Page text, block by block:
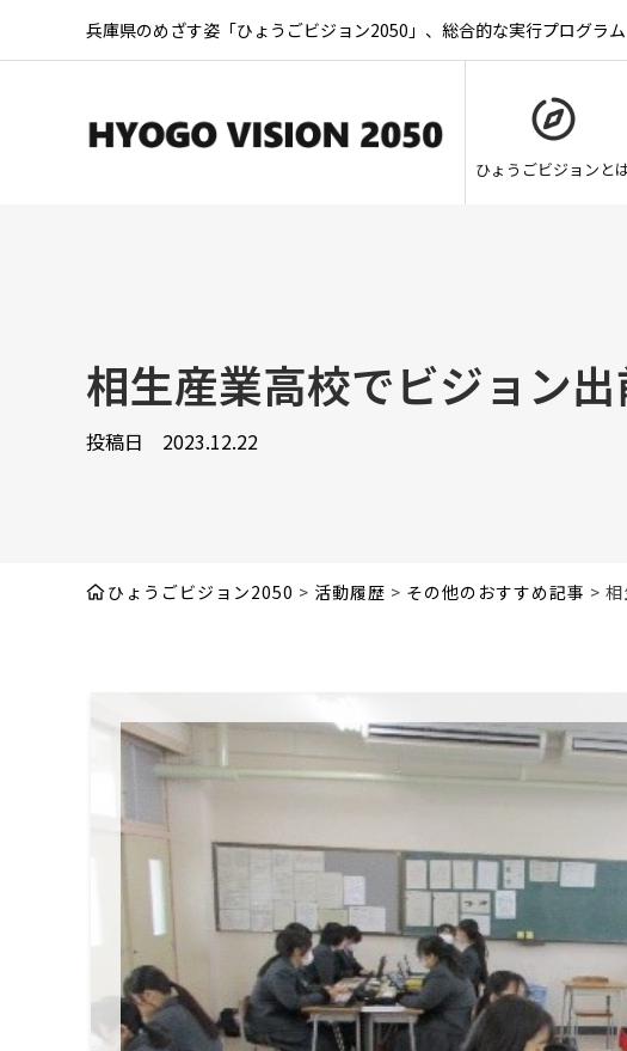
兵庫県のめざす姿「ひょうごビジョン2050」、総合的な実行プログラ
ひょうごビジョンと
相生産業高校でビジョン
投稿日 2023.12.22
ひょうごビジョン2050 > 活動履歴 > その他のおすすめ記事 >